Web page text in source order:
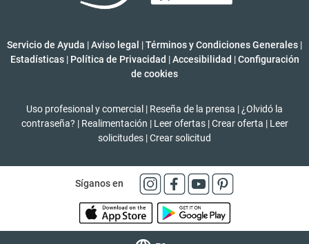
Servicio de Ayuda |Aviso legal |Términos y Condiciones Generales |
Estadísticas | Política de Privacidad | Accesibilidad | Configuración
de cookies
Uso profesional y comercial | Reseña de la prensa | ¿Olvidó la
contraseña? | Realimentación | Leer ofertas | Crear oferta | Leer
solicitudes |Crear solicitud
Síganos en